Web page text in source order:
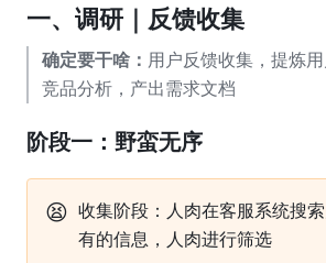
一、调研｜反馈收集
确定要干啥： 用户反馈收集，提炼
竞品分析，产出需求文档
阶段一：野蛮无序
😫 收集阶段：人肉在客服系统搜
有的信息，人肉进行筛选